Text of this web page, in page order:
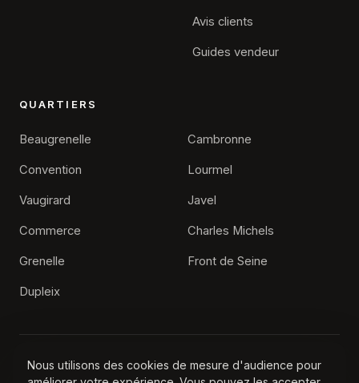
Avis clients
Guides vendeur
QUARTIERS
Beaugrenelle
Convention
Vaugirard
Commerce
Grenelle
Dupleix
Cambronne
Lourmel
Javel
Charles Michels
Front de Seine
© 2026 Agence Immobilière Paris 15, Tous droits réservés
Nous utilisons des cookies de mesure d'audience pour
Agence immobilière Paris 15